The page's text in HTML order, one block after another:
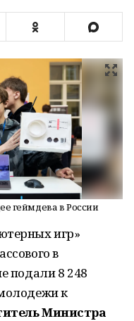
геймдева в России
игр»
в
подали 8 248
к
Министра